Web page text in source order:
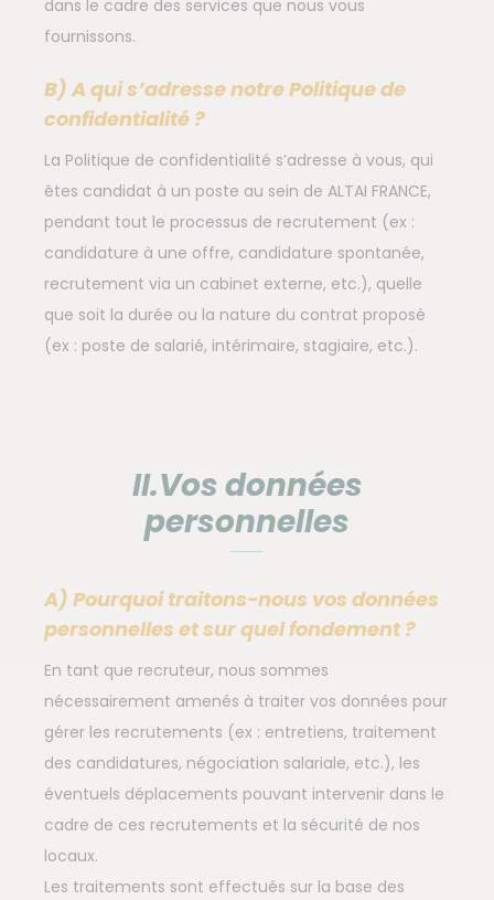
dans le cadre des services que nous vous
fournissons.
B) A qui s’adresse notre Politique de
confidentialité ?
La Politique de confidentialité s’adresse à vous, qui
êtes candidat à un poste au sein de ALTAI FRANCE,
pendant tout le processus de recrutement (ex :
candidature à une offre, candidature spontanée,
recrutement via un cabinet externe, etc.), quelle
que soit la durée ou la nature du contrat proposé
(ex : poste de salarié, intérimaire, stagiaire, etc.).
II.Vos données
personnelles
A) Pourquoi traitons-nous vos données
personnelles et sur quel fondement ?
En tant que recruteur, nous sommes
nécessairement amenés à traiter vos données pour
gérer les recrutements (ex : entretiens, traitement
des candidatures, négociation salariale, etc.), les
éventuels déplacements pouvant intervenir dans le
cadre de ces recrutements et la sécurité de nos
locaux.
Les traitements sont effectués sur la base des